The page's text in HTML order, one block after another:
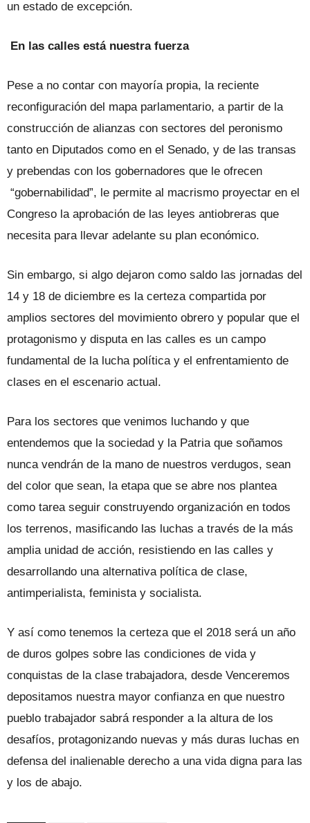
un estado de excepción.
En las calles está nuestra fuerza
Pese a no contar con mayoría propia, la reciente
reconfiguración del mapa parlamentario, a partir de la
construcción de alianzas con sectores del peronismo
tanto en Diputados como en el Senado, y de las transas
y prebendas con los gobernadores que le ofrecen
“gobernabilidad”, le permite al macrismo proyectar en el
Congreso la aprobación de las leyes antiobreras que
necesita para llevar adelante su plan económico.
Sin embargo, si algo dejaron como saldo las jornadas del
14 y 18 de diciembre es la certeza compartida por
amplios sectores del movimiento obrero y popular que el
protagonismo y disputa en las calles es un campo
fundamental de la lucha política y el enfrentamiento de
clases en el escenario actual.
Para los sectores que venimos luchando y que
entendemos que la sociedad y la Patria que soñamos
nunca vendrán de la mano de nuestros verdugos, sean
del color que sean, la etapa que se abre nos plantea
como tarea seguir construyendo organización en todos
los terrenos, masificando las luchas a través de la más
amplia unidad de acción, resistiendo en las calles y
desarrollando una alternativa política de clase,
antimperialista, feminista y socialista.
Y así como tenemos la certeza que el 2018 será un año
de duros golpes sobre las condiciones de vida y
conquistas de la clase trabajadora, desde Venceremos
depositamos nuestra mayor confianza en que nuestro
pueblo trabajador sabrá responder a la altura de los
desafíos, protagonizando nuevas y más duras luchas en
defensa del inalienable derecho a una vida digna para las
y los de abajo.